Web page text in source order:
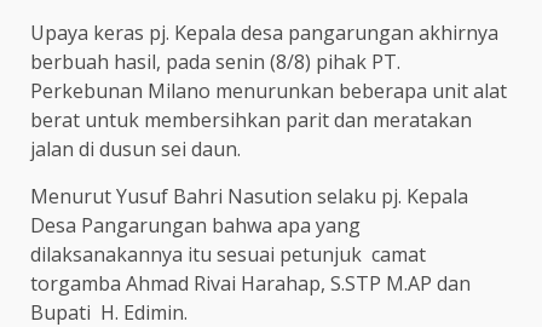
Upaya keras pj. Kepala desa pangarungan akhirnya
berbuah hasil, pada senin (8/8) pihak PT.
Perkebunan Milano menurunkan beberapa unit alat
berat untuk membersihkan parit dan meratakan
jalan di dusun sei daun.
Menurut Yusuf Bahri Nasution selaku pj. Kepala
Desa Pangarungan bahwa apa yang
dilaksanakannya itu sesuai petunjuk camat
torgamba Ahmad Rivai Harahap, S.STP M.AP dan
Bupati H. Edimin.